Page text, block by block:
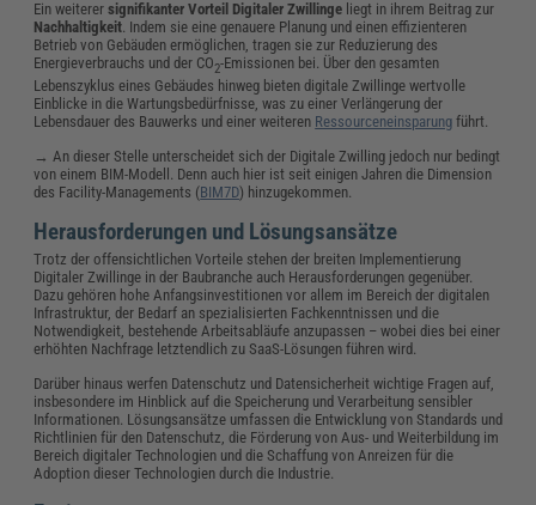
Ein weiterersignifikanter Vorteil Digitaler Zwillinge liegt in ihrem Beitrag zur
Nachhaltigkeit. Indem sie eine genauere Planung und einen effizienteren
Betrieb von Gebäuden ermöglichen, tragen sie zur Reduzierung des
Energieverbrauchs und der CO2-Emissionen bei. Über den gesamten
Lebenszyklus eines Gebäudes hinweg bieten digitale Zwillinge wertvolle
Einblicke in die Wartungsbedürfnisse, was zu einer Verlängerung der
Lebensdauer des Bauwerks und einer weiteren Ressourceneinsparung führt.
→ An dieser Stelle unterscheidet sich der Digitale Zwilling jedoch nur bedingt
von einem BIM-Modell. Denn auch hier ist seit einigen Jahren die Dimension
des Facility-Managements (BIM7D) hinzugekommen.
Herausforderungen und Lösungsansätze
Trotz der offensichtlichen Vorteile stehen der breiten Implementierung
Digitaler Zwillinge in der Baubranche auch Herausforderungen gegenüber.
Dazu gehören hohe Anfangsinvestitionen vor allem im Bereich der digitalen
Infrastruktur, der Bedarf an spezialisierten Fachkenntnissen und die
Notwendigkeit, bestehende Arbeitsabläufe anzupassen – wobei dies bei einer
erhöhten Nachfrage letztendlich zu SaaS-Lösungen führen wird.
Darüber hinaus werfen Datenschutz und Datensicherheit wichtige Fragen auf,
insbesondere im Hinblick auf die Speicherung und Verarbeitung sensibler
Informationen. Lösungsansätze umfassen die Entwicklung von Standards und
Richtlinien für den Datenschutz, die Förderung von Aus- und Weiterbildung im
Bereich digitaler Technologien und die Schaffung von Anreizen für die
Adoption dieser Technologien durch die Industrie.